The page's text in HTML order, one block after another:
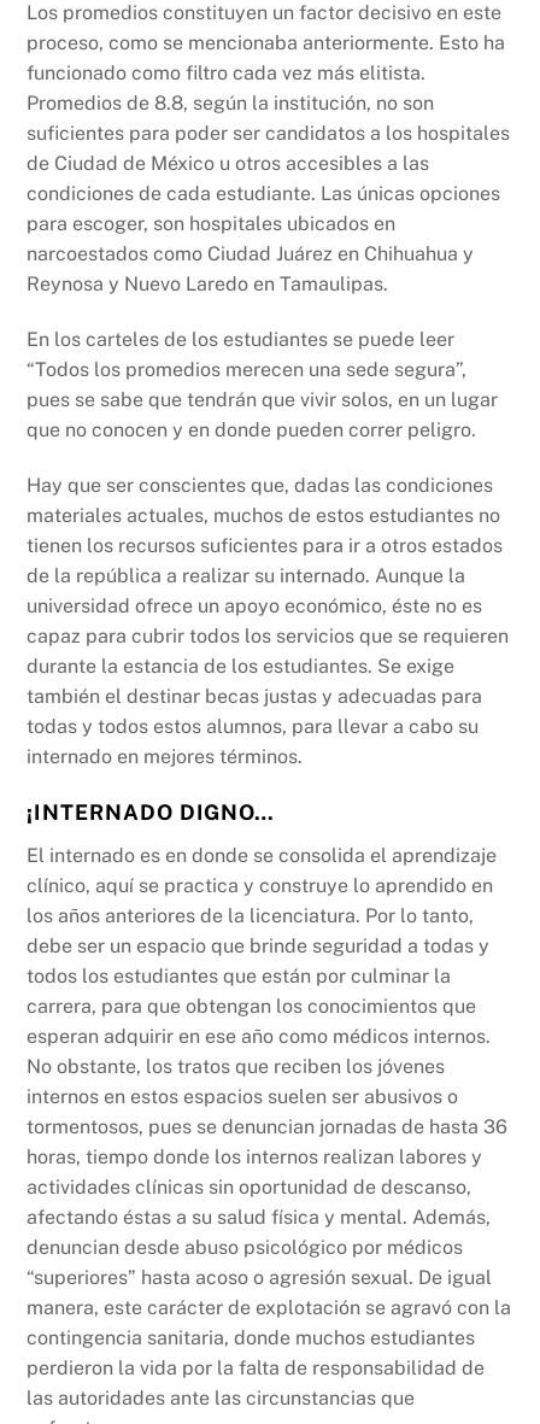
Los promedios constituyen un factor decisivo en este
proceso, como se mencionaba anteriormente. Esto ha
funcionado como filtro cada vez más elitista.
Promedios de 8.8, según la institución, no son
suficientes para poder ser candidatos a los hospitales
de Ciudad de México u otros accesibles a las
condiciones de cada estudiante. Las únicas opciones
para escoger, son hospitales ubicados en
narcoestados como Ciudad Juárez en Chihuahua y
Reynosa y Nuevo Laredo en Tamaulipas.
En los carteles de los estudiantes se puede leer
“Todos los promedios merecen una sede segura”,
pues se sabe que tendrán que vivir solos, en un lugar
que no conocen y en donde pueden correr peligro.
Hay que ser conscientes que, dadas las condiciones
materiales actuales, muchos de estos estudiantes no
tienen los recursos suficientes para ir a otros estados
de la república a realizar su internado. Aunque la
universidad ofrece un apoyo económico, éste no es
capaz para cubrir todos los servicios que se requieren
durante la estancia de los estudiantes. Se exige
también el destinar becas justas y adecuadas para
todas y todos estos alumnos, para llevar a cabo su
internado en mejores términos.
¡INTERNADO DIGNO…
El internado es en donde se consolida el aprendizaje
clínico, aquí se practica y construye lo aprendido en
los años anteriores de la licenciatura. Por lo tanto,
debe ser un espacio que brinde seguridad a todas y
todos los estudiantes que están por culminar la
carrera, para que obtengan los conocimientos que
esperan adquirir en ese año como médicos internos.
No obstante, los tratos que reciben los jóvenes
internos en estos espacios suelen ser abusivos o
tormentosos, pues se denuncian jornadas de hasta 36
horas, tiempo donde los internos realizan labores y
actividades clínicas sin oportunidad de descanso,
afectando éstas a su salud física y mental. Además,
denuncian desde abuso psicológico por médicos
“superiores” hasta acoso o agresión sexual. De igual
manera, este carácter de explotación se agravó con la
contingencia sanitaria, donde muchos estudiantes
perdieron la vida por la falta de responsabilidad de
las autoridades ante las circunstancias que